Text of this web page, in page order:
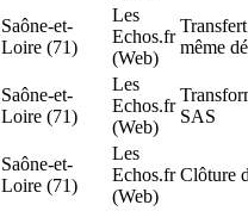
Saône-et-
Loire (71)
Les
Echos.fr
(Web)
même
Saône-et-
Loire (71)
Les
Echos.fr
(Web)
SAS
Saône-et-
Loire (71)
Les
Echos.fr
(Web)
Clôture